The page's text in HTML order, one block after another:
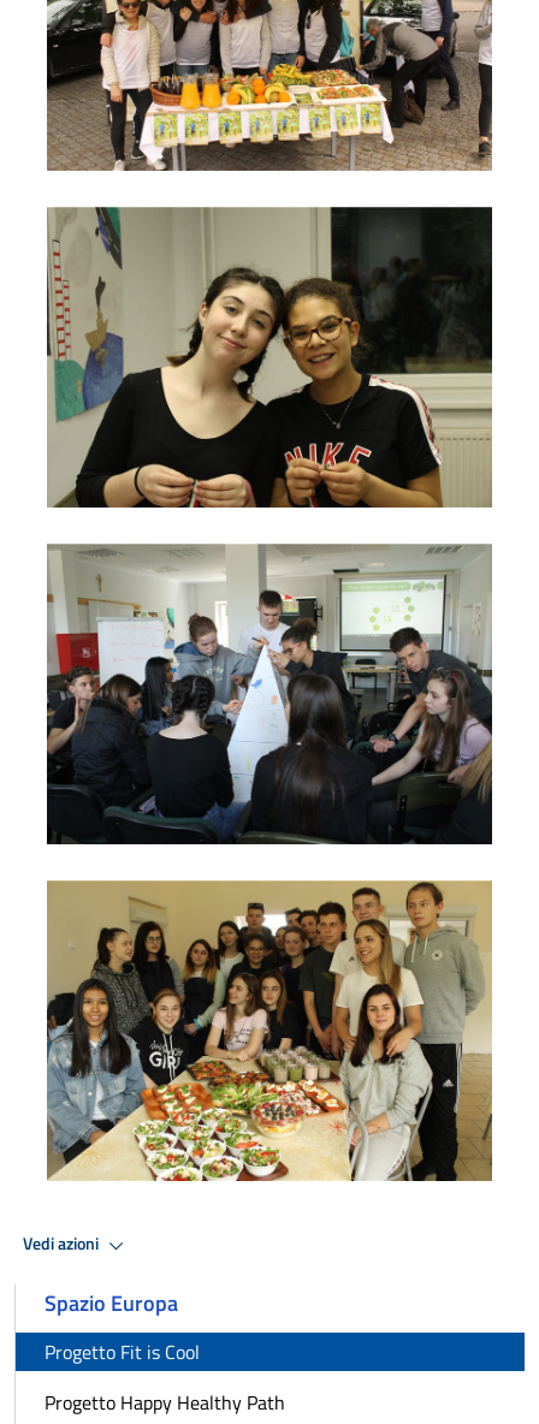
Progetto Fit is Cool 3
Progetto Fit is Cool 4
Progetto Fit is Cool 5
Vedi azioni
Spazio Europa
Progetto Fit is Cool
Progetto Happy Healthy Path